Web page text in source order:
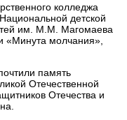
колледжа
детской
им. М.М. Магомаева
«Минута молчания»,
память
Отечественной
Отечества и